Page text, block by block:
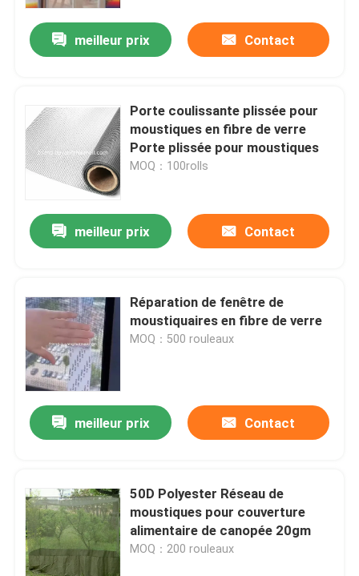
meilleur prix Contact
Porte coulissante plissée pour
moustiques en fibre de verre
Porte plissée pour moustiques
MOQ：100rolls
meilleur prix Contact
Réparation de fenêtre de
moustiquaires en fibre de verre
MOQ：500 rouleaux
meilleur prix Contact
50D Polyester Réseau de
moustiques pour couverture
alimentaire de canopée 20gm
MOQ：200 rouleaux